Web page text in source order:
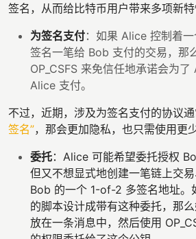
签名，从而给比特币用户带来多项新特
为签名支付：如果 Alice 控制着
签名一笔给 Bob 支付的交易，那
OP_CSFS 来免信任地承诺会为
Alice 支付。
不过，近期，涉及为签名支付的协议
签名”，那会更加隐私，也只需使用更
委托：Alice 可能希望委托授权
但又不想显式地创建一笔链上交
Bob 的一个 1-of-2 多签名地址。
的脚本设计成带有这种委托，那
放在一条消息中，然后使用